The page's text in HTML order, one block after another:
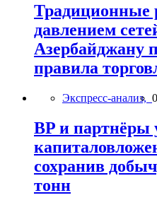
Традиционные
давлением
Азербайджану
правила
Экспресс-анализ,
BP и партнёры
сохранив
тонн